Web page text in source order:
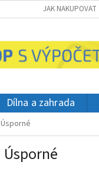
JAK NAKUPOVAT
Dílna a zahrada
Úsporné
Úsporné